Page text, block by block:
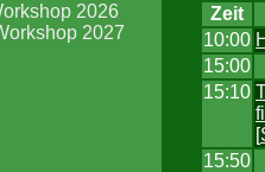
2026
2027
Zeit
10:00
15:00
15:10
[
15:50